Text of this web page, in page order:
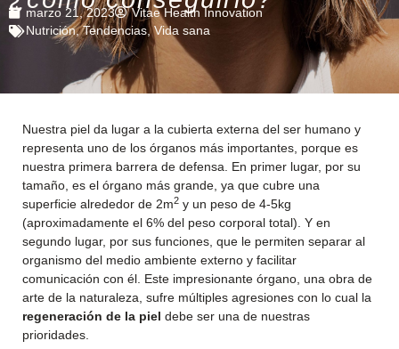
marzo 21, 2023
Vitae Health Innovation
Nutrición,Tendencias,Vida sana
Nuestra piel da lugar a la cubierta externa del ser humano y
representa uno de los órganos más importantes, porque es
nuestra primera barrera de defensa. En primer lugar, por su
tamaño, es el órgano más grande, ya que cubre una
superficie alrededor de 2m2 y un peso de 4-5kg
(aproximadamente el 6% del peso corporal total). Y en
segundo lugar, por sus funciones, que le permiten separar al
organismo del medio ambiente externo y facilitar
comunicación con él. Este impresionante órgano, una obra de
arte de la naturaleza, sufre múltiples agresiones con lo cual la
regeneración de la piel debe ser una de nuestras
prioridades.